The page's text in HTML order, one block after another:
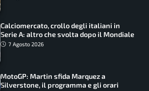
Calciomercato, crollo degli italiani in
Serie A: altro che svolta dopo il Mondiale
7 Agosto 2026
MotoGP: Martin sfida Marquez a
Silverstone, il programma e gli orari